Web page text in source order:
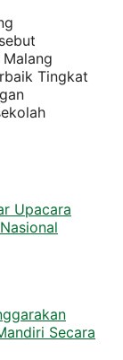
Tingkat
Upacara
Secara